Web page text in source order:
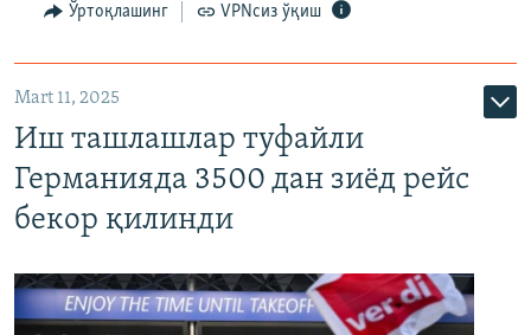
Ўртоқлашинг VPNсиз ўқиш
Mart 11, 2025
Иш ташлашлар туфайли
Германияда 3500 дан зиёд рейс
бекор қилинди